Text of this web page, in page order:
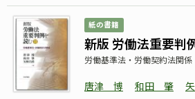
紙の書籍
新版 労働法重要判
労働基準法・労働契約法関係
唐津 博 和田 肇